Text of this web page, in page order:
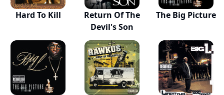
Hard To Kill
Return Of The
Devil's Son
The Big Picture